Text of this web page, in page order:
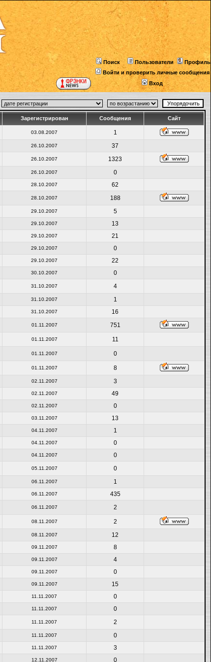
Поиск Пользователи
Профиль
Войти и проверить личные сообщения
Вход
Зарегистрирован Сообщения Сайт
03.08.2007
1
26.10.2007
37
26.10.2007
1323
26.10.2007
0
28.10.2007
62
28.10.2007
188
29.10.2007
5
29.10.2007
13
29.10.2007
21
29.10.2007
0
29.10.2007
22
30.10.2007
0
31.10.2007
4
31.10.2007
1
31.10.2007
16
01.11.2007 751
01.11.2007 11
01.11.2007 0
01.11.2007
8
02.11.2007
3
02.11.2007
49
02.11.2007
0
03.11.2007
13
04.11.2007
1
04.11.2007
0
04.11.2007
0
05.11.2007
0
06.11.2007
1
06.11.2007
435
06.11.2007 2
08.11.2007
2
08.11.2007
12
09.11.2007
8
09.11.2007
4
09.11.2007
0
09.11.2007
15
11.11.2007
0
11.11.2007
0
11.11.2007
2
11.11.2007
0
11.11.2007
3
12.11.2007 0